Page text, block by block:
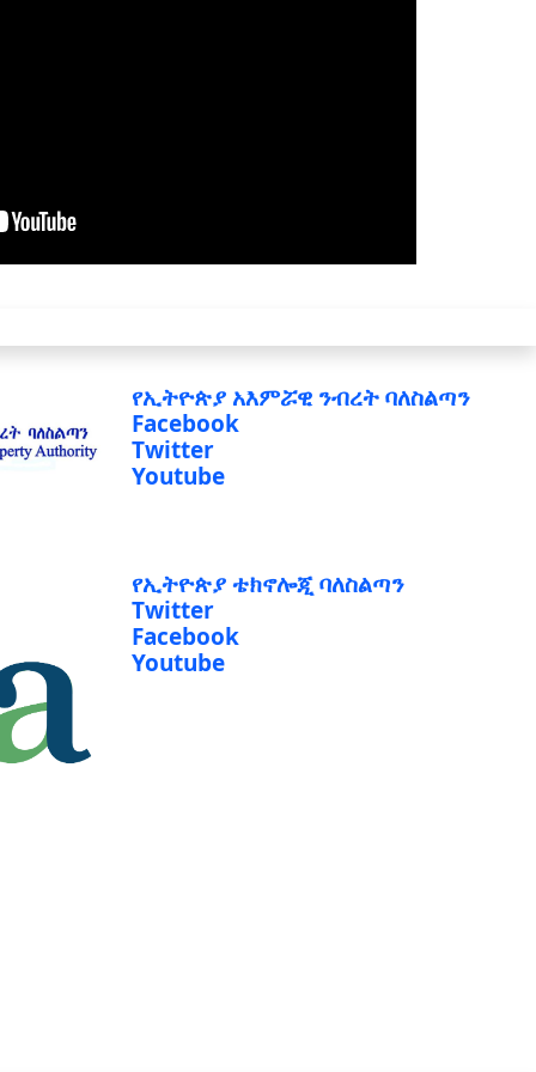
የኢትዮጵያ አእምሯዊ ንብረት ባለስልጣን
Facebook
Twitter
Youtube
የኢትዮጵያ ቴክኖሎጂ ባለስልጣን
Twitter
Facebook
Youtube